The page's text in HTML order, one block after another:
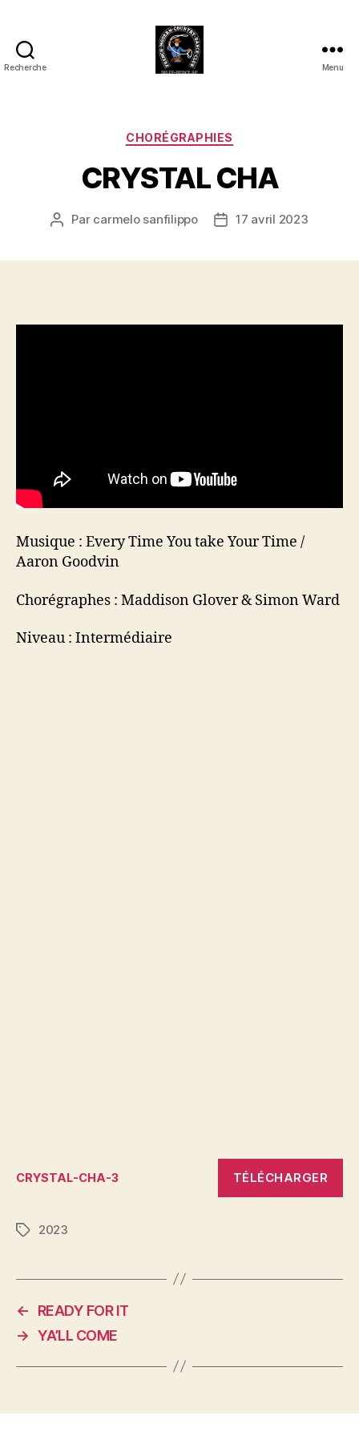
Recherche
de
Billy-
Berclau
(62)
Menu
Catégories
CHORÉGRAPHIES
CRYSTAL CHA
Auteur
Par carmelo sanfilippo
Date17 avril 2023
Musique : Every Time You take Your Time /
Aaron Goodvin
Chorégraphes : Maddison Glover & Simon Ward
Niveau : Intermédiaire
CRYSTAL-CHA-3 TÉLÉCHARGER
Étiquettes
2023
←
READY FOR IT
→ YA’LL COME